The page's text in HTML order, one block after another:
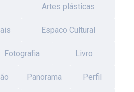
Artes plásticas
Espaco Cultural
Fotografia Livro
Panorama Perfil